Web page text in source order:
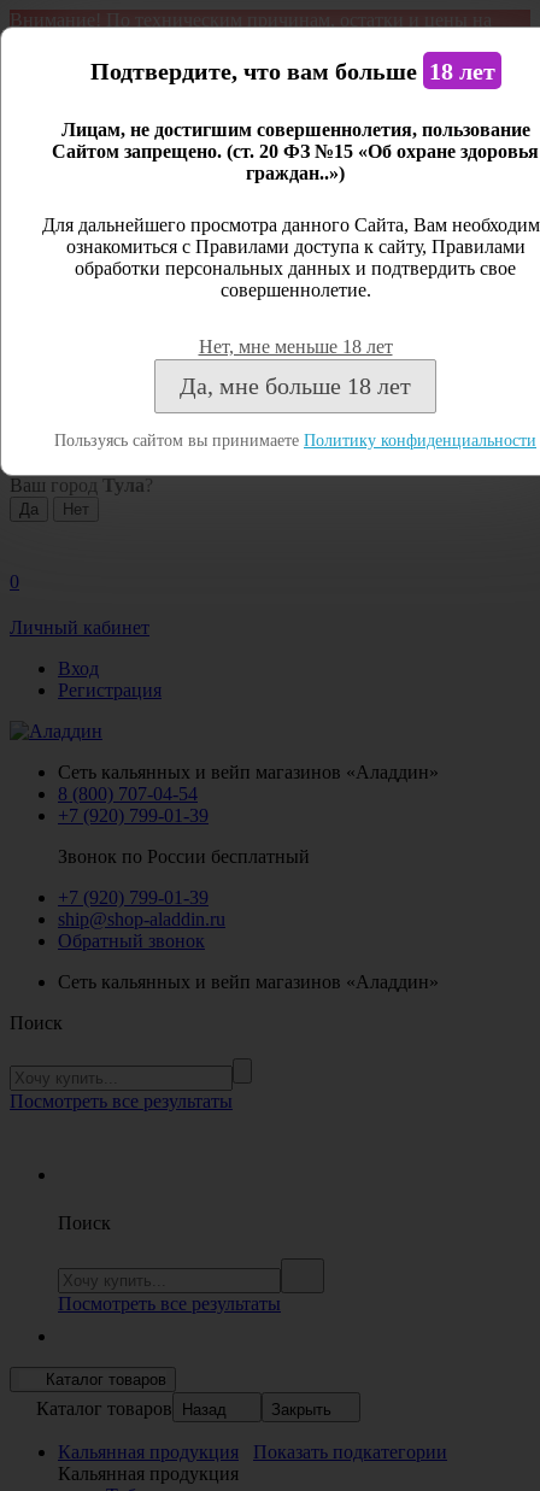
Внимание! По техническим причинам, остатки и цены на
является демонстрационным. Дистанционная продажа не
Открыть сайдбар
Личный кабинет
Закрыть
Посмотреть все результаты
Ваш город Тула ?
0
Личный кабинет
Вход
Регистрация
Сеть кальянных и вейп магазинов «Аладдин»
8 (800) 707-04-54
+7 (920) 799-01-39
Звонок по России бесплатный
+7 (920) 799-01-39
ship@shop-aladdin.ru
Обратный звонок
Сеть кальянных и вейп магазинов «Аладдин»
Поиск
Посмотреть все результаты
Поиск
Посмотреть все результаты
Каталог товаров
Каталог товаров Назад Закрыть
Кальянная продукция
Показать подкатегории
Кальянная продукция
Подтвердите, что вам больше 18 лет
Лицам, не достигшим совершеннолетия, пользование
Сайтом запрещено. (ст. 20 ФЗ №15 «Об охране здоровья
граждан..»)
Для дальнейшего просмотра данного Сайта, Вам
ознакомиться с Правилами доступа к сайту, Правилами
обработки персональных данных и подтвердить свое
совершеннолетие.
Нет, мне меньше 18 лет
Да, мне больше 18 лет
Пользуясь сайтом вы принимаете Политику конфиденциальности